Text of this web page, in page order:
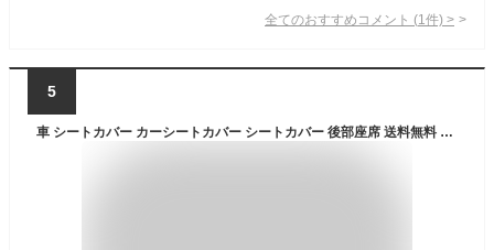
全てのおすすめコメント (1 件) >
5
車 シートカバー カーシートカバー シートカバー 後部座席 送料無料 【137cm×101.7cm】 ドライブシート カーシート 取り付け簡単 雨 アウトドア おしっこ 汚れ防止 水洗い 新車 車のシート 保護マット